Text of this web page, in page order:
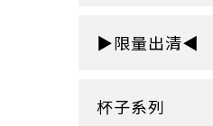
▶限量出清◀
杯子系列